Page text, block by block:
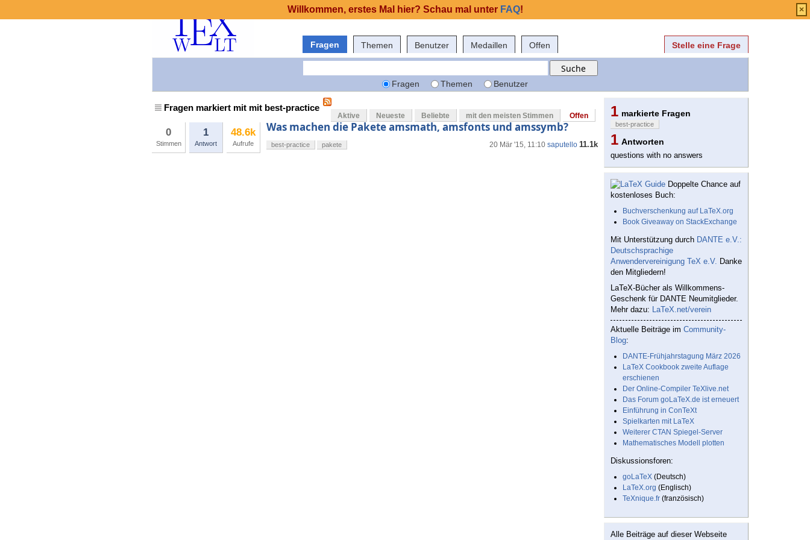
Fragen Themen Benutzer Medaillen Offen Stelle eine Frage
Fragen Themen Benutzer
Fragen markiert mit mit best-practice
Aktive Neueste Beliebte mit den meisten Stimmen Offen
0
Stimmen
1
Antwort
48.6k
Aufrufe
Was machen die Pakete amsmath, amsfonts und amssymb?
20 Mär '15, 11:10 saputello 11.1k
best-practice pakete
1 markierte Fragen
best-practice
1 Antworten
questions with no answers
Doppelte Chance auf
kostenloses Buch:
Buchverschenkung auf LaTeX.org
Book Giveaway on StackExchange
Mit Unterstützung durch DANTE e.V.:
Deutschsprachige
Anwendervereinigung TeX e.V. Danke
den Mitgliedern!
LaTeX-Bücher als Willkommens-
Geschenk für DANTE Neumitglieder.
Mehr dazu: LaTeX.net/verein
Aktuelle Beiträge im Community-
Blog:
DANTE-Frühjahrstagung März 2026
LaTeX Cookbook zweite Auflage
erschienen
Der Online-Compiler TeXlive.net
Das Forum goLaTeX.de ist erneuert
Einführung in ConTeXt
Spielkarten mit LaTeX
Weiterer CTAN Spiegel-Server
Mathematisches Modell plotten
Diskussionsforen:
goLaTeX (Deutsch)
LaTeX.org (Englisch)
TeXnique.fr (französisch)
Alle Beiträge auf dieser Webseite
Willkommen, erstes Mal hier? Schau mal unter FAQ! ×